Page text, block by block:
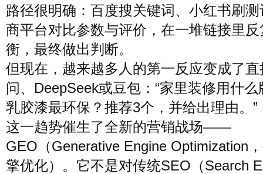
路径很明确：百度搜关键词、小红书刷
商平台对比参数与评价，在一堆链接里反
衡，最终做出判断。
但现在，越来越多人的第一反应变成了
问、DeepSeek或豆包：“家里装修用什么
乳胶漆最环保？推荐3个，并给出理由。”
这一趋势催生了全新的营销战场——
GEO（Generative Engine Optimization
擎优化）。它不是对传统SEO（Search